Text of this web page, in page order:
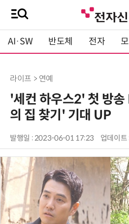
AI·SW 반도체 전자
라이프 > 연예
'세컨 하우스2' 첫 방
의 집 찾기' 기대 UP
발행일 : 2023-06-01 17:23 업데이